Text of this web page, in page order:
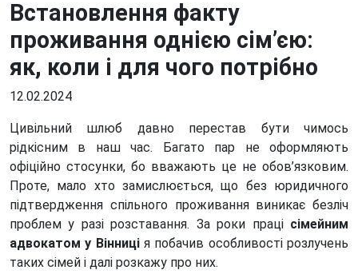
Встановлення факту
проживання однією сім’єю:
як, коли і для чого потрібно
12.02.2024
Цивільний шлюб давно перестав бути чимось
рідкісним в наш час. Багато пар не оформляють
офіційно стосунки, бо вважають це не обов’язковим.
Проте, мало хто замислюється, що без юридичного
підтвердження спільного проживання виникає безліч
проблем у разі розставання. За роки праці сімейним
адвокатом у Вінниція побачив особливості розлучень
таких сімей і далі розкажу про них.